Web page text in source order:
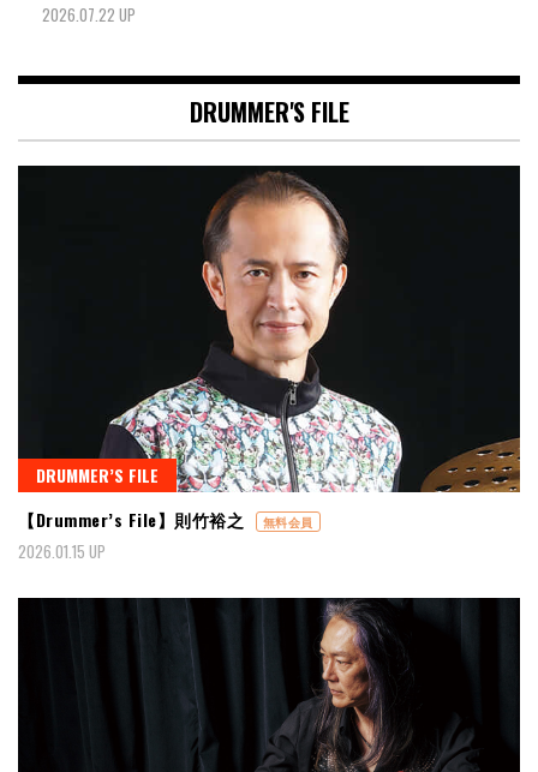
2026.07.22 UP
DRUMMER'S FILE
DRUMMER’S FILE
【Drummer’s File】則竹裕之
無料会員
2026.01.15 UP